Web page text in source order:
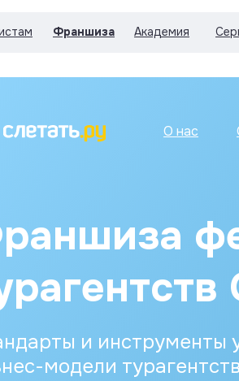
Франшиза Академия
О нас
и инструменты
модели